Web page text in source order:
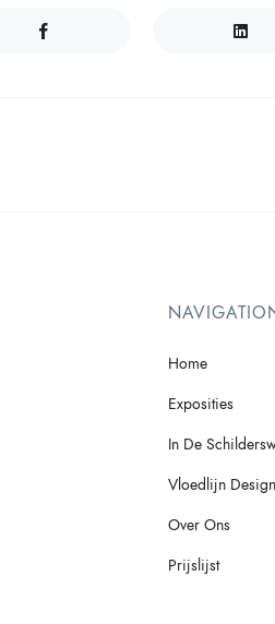
Home
Exposities
In De
Vloedlijn Design
Over Ons
Prijslijst